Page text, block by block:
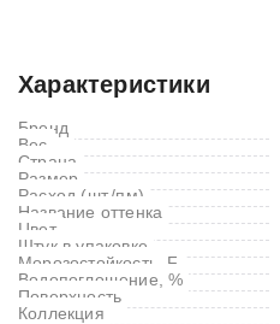
Характеристики
Бренд
Вес
Страна
Размер
Расход (шт./пм)
Название оттенка
Цвет
Штук в упаковке
Морозостойкость, F
Водопоглощение, %
Поверхность
Коллекция